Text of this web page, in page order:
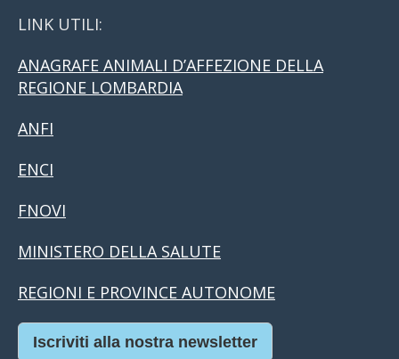
LINK UTILI:
ANAGRAFE ANIMALI D’AFFEZIONE DELLA
REGIONE LOMBARDIA
ANFI
ENCI
FNOVI
MINISTERO DELLA SALUTE
REGIONI E PROVINCE AUTONOME
Iscriviti alla nostra newsletter